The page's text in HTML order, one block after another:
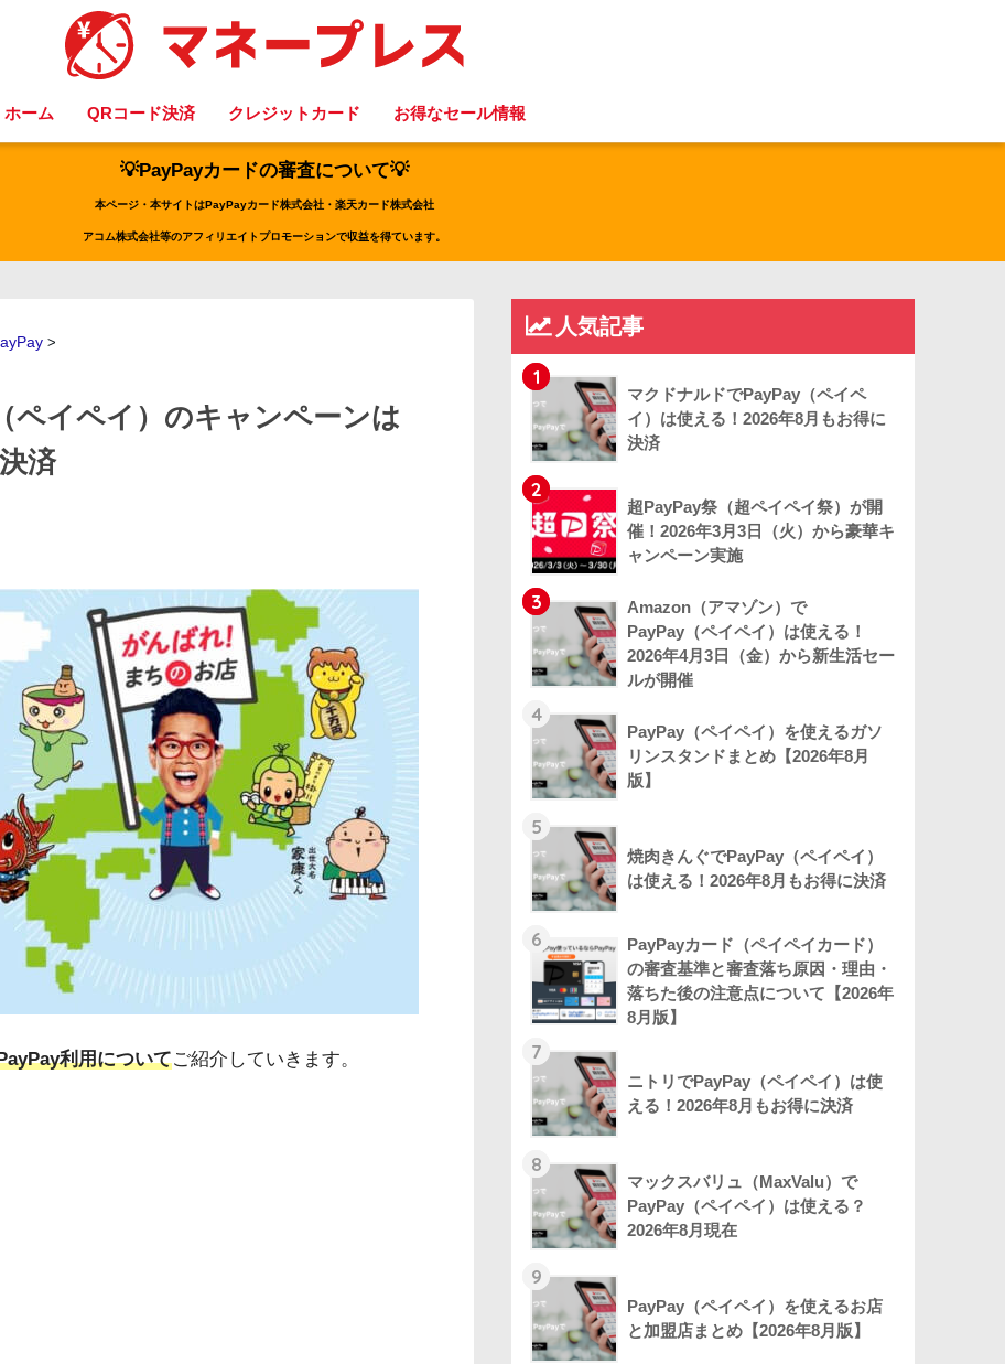
ホーム QRコード決済 クレジットカード お得なセール情報
💡PayPayカードの審査について💡
本ページ・本サイトはPayPayカード株式会社・楽天カード株式会社
アコム株式会社等のアフィリエイトプロモーションで収益を得ています。
>
ペイペイ）のキャンペーンは
済
利用についてご紹介していきます。
人気記事
1
マクドナルドでPayPay（ペイペ
イ）は使える！2026年8月もお得に
決済
2
超PayPay祭（超ペイペイ祭）が開
催！2026年3月3日（火）から豪華キ
ャンペーン実施
3
Amazon（アマゾン）で
PayPay（ペイペイ）は使える！
2026年4月3日（金）から新生活セー
ルが開催
4
PayPay（ペイペイ）を使えるガソ
リンスタンドまとめ【2026年8月
版】
5
焼肉きんぐでPayPay（ペイペイ）
は使える！2026年8月もお得に決済
6
PayPayカード（ペイペイカード）
の審査基準と審査落ち原因・理由・
落ちた後の注意点について【2026年
8月版】
7
ニトリでPayPay（ペイペイ）は使
える！2026年8月もお得に決済
8
マックスバリュ（MaxValu）で
PayPay（ペイペイ）は使える？
2026年8月現在
9
PayPay（ペイペイ）を使えるお店
と加盟店まとめ【2026年8月版】